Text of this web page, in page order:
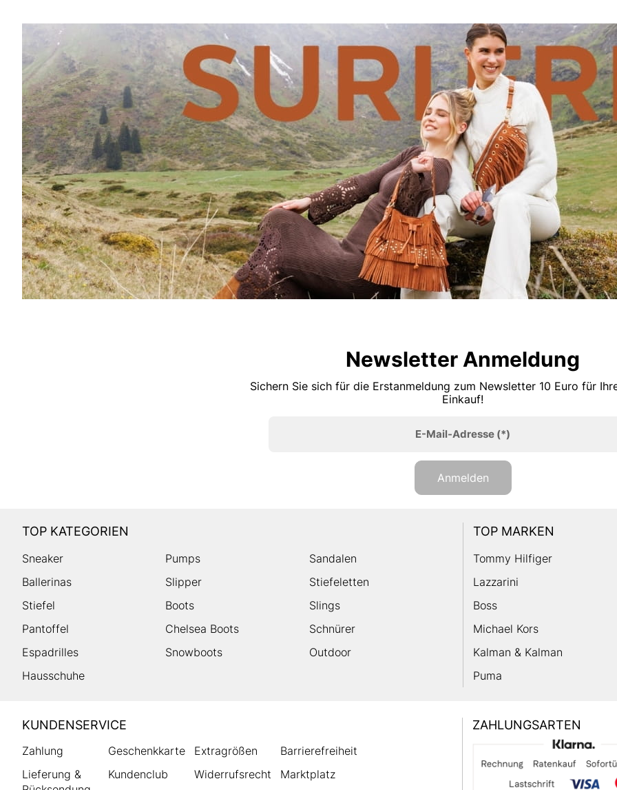
Newsletter Anmeldung
Sichern Sie sich für die Erstanmeldung zum Newsletter 10 Euro für
Einkauf!
E-Mail-Adresse(*)
Anmelden
TOP KATEGORIEN
Sneaker Pumps
Sandalen
Ballerinas
Slipper
Stiefeletten
Stiefel
Boots
Slings
Pantoffel
Chelsea Boots
Schnürer
Espadrilles
Snowboots
Outdoor
Hausschuhe
TOP MARKEN
Tommy Hilfiger
Lazzarini
Boss
Michael Kors
Kalman & Kalman
Puma
HUMANIC
Footer
KUNDENSERVICE
Zahlung
Lieferung &
Geschenkkarte
Kundenclub
Extragrößen
Widerrufsrecht
Barrierefreiheit
Marktplatz
ZAHLUNGSARTEN